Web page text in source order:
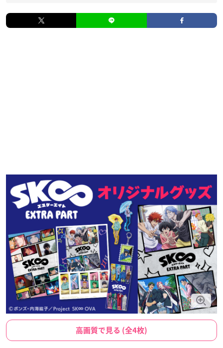
高画質で見る (全4枚)